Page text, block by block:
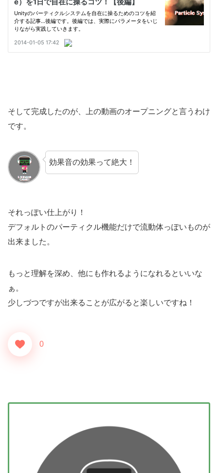
そして完成したのが、上の動画のオープニングと言うわけ
です。
効果音の効果って絶大！
それっぽい仕上がり！
デフォルトのパーティクル機能だけで流動体っぽいものが
出来ました。
もっと理解を深め、他にも作れるようになれるといいな
ぁ。
少しづつですが出来ることが広がると楽しいですね！
0